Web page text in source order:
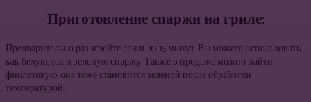
Приготовление спаржи на гриле:
Предварительно разогрейте гриль 10-15 минут. Вы можете использовать
как белую, так и зеленую спаржу. Также в продаже можно найти
фиолетовую, она тоже становится зеленой после обработки
температурой.